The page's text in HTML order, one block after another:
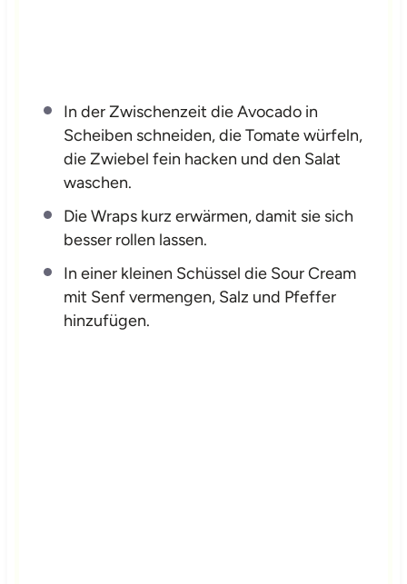
In der Zwischenzeit die Avocado in
Scheiben schneiden, die Tomate würfeln,
die Zwiebel fein hacken und den Salat
waschen.
Die Wraps kurz erwärmen, damit sie sich
besser rollen lassen.
In einer kleinen Schüssel die Sour Cream
mit Senf vermengen, Salz und Pfeffer
hinzufügen.